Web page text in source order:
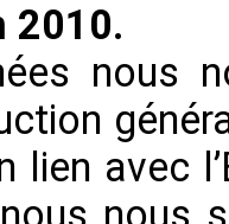
2010.
nous
lien avec